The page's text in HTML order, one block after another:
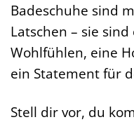
Badeschuhe sind
Latschen – sie
Wohlfühlen, eine
ein Statement für
Stell dir vor, du